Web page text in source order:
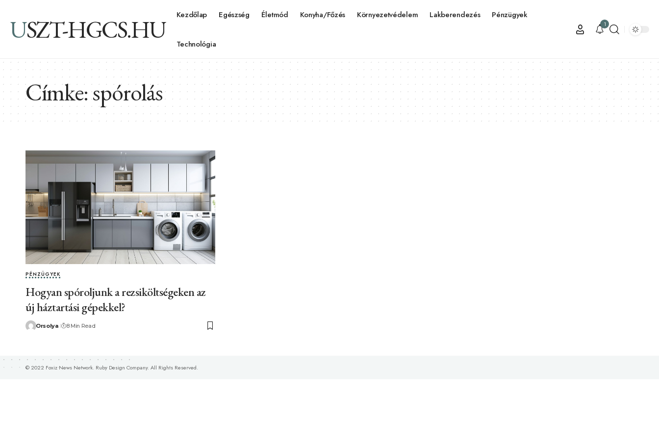
USZT-HGCS.HU Kezdőlap Egészség Életmód Konyha/Főzés Környezetvédelem Lakberendezés Pénzügyek
Technológia
1
Címke:spórolás
PÉNZÜGYEK
Hogyan spóroljunk a rezsiköltségeken az
új háztartási gépekkel?
Orsolya 8 Min Read
© 2022 Foxiz News Network. Ruby Design Company. All Rights Reserved.